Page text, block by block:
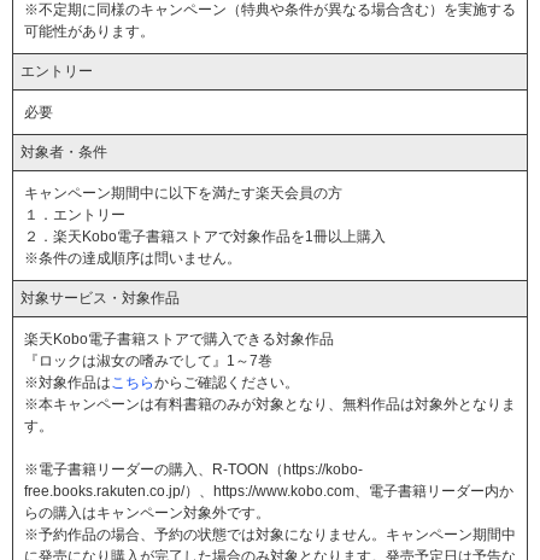
※不定期に同様のキャンペーン（特典や条件が異なる場合含む）を実施する
可能性があります。
エントリー
必要
対象者・条件
キャンペーン期間中に以下を満たす楽天会員の方
１．エントリー
２．楽天Kobo電子書籍ストアで対象作品を1冊以上購入
※条件の達成順序は問いません。
対象サービス・対象作品
楽天Kobo電子書籍ストアで購入できる対象作品
『ロックは淑女の嗜みでして』1～7巻
※対象作品はこちらからご確認ください。
※本キャンペーンは有料書籍のみが対象となり、無料作品は対象外となりま
す。
※電子書籍リーダーの購入、R-TOON（https://kobo-
free.books.rakuten.co.jp/）、https://www.kobo.com、電子書籍リーダー内か
らの購入はキャンペーン対象外です。
※予約作品の場合、予約の状態では対象になりません。キャンペーン期間中
に発売になり購入が完了した場合のみ対象となります。発売予定日は予告な